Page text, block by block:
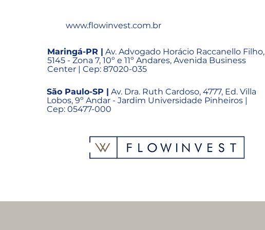
www.flowinvest.com.br
Maringá-PR | Av. Advogado Horácio Raccanello Filho,
5145 - Zona 7, 10º e 11º Andares, Avenida Business
Center | Cep: 87020-035
São Paulo-SP | Av. Dra. Ruth Cardoso, 4777, Ed. Villa
Lobos, 9º Andar - Jardim Universidade Pinheiros |
Cep: 05477-000